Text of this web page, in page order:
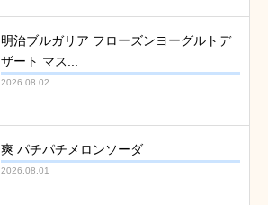
明治ブルガリア フローズンヨーグルトデ
ザート マス...
2026.08.02
爽 パチパチメロンソーダ
2026.08.01